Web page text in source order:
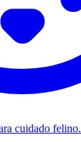
cuidado felino.